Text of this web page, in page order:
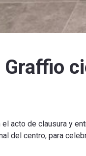
acto de clausura y
del centro, para